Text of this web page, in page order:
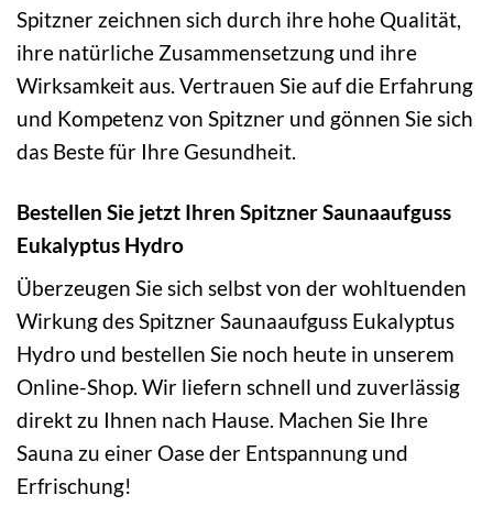
Spitzner zeichnen sich durch ihre hohe Qualität,
ihre natürliche Zusammensetzung und ihre
Wirksamkeit aus. Vertrauen Sie auf die Erfahrung
und Kompetenz von Spitzner und gönnen Sie sich
das Beste für Ihre Gesundheit.
Bestellen Sie jetzt Ihren Spitzner Saunaaufguss
Eukalyptus Hydro
Überzeugen Sie sich selbst von der wohltuenden
Wirkung des Spitzner Saunaaufguss Eukalyptus
Hydro und bestellen Sie noch heute in unserem
Online-Shop. Wir liefern schnell und zuverlässig
direkt zu Ihnen nach Hause. Machen Sie Ihre
Sauna zu einer Oase der Entspannung und
Erfrischung!